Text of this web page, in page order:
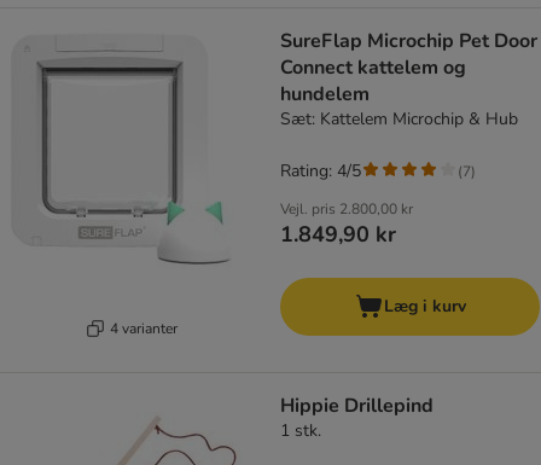
4 varianter
SureFlap Microchip Pet Door
Connect kattelem og
hundelem
Sæt: Kattelem Microchip & Hub
Vejl. pris 2.800,00 kr
1.849,90 kr
Rating: 4/5 (7)
Læg i kurv
Hippie Drillepind
1 stk.